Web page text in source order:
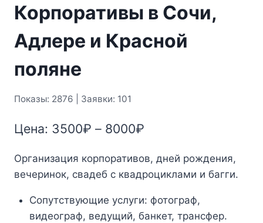
Корпоративы в Сочи,
Адлере и Красной
поляне
Показы: 2876 | Заявки: 101
Цена: 3500₽ – 8000₽
3500₽
8000₽
Организация корпоративов, дней рождения,
вечеринок, свадеб с квадроциклами и багги.
Сопутствующие услуги: фотограф,
видеограф, ведущий, банкет, трансфер.